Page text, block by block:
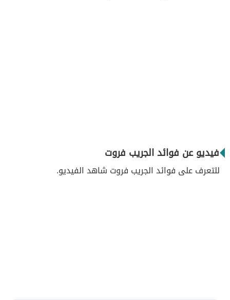
فيديو عن فوائد الجريب فروت
للتعرف على فوائد الجريب فروت شاهد الفيديو.